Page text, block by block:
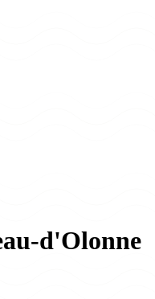
d'Olonne